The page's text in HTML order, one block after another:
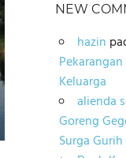
NEW
hazin
Keluarga
alienda
Goreng
Surga